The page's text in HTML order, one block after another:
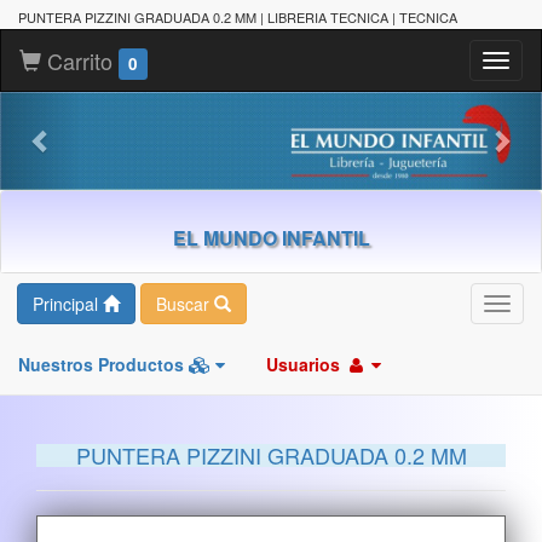
PUNTERA PIZZINI GRADUADA 0.2 MM | LIBRERIA TECNICA | TECNICA
Carrito 0
EL MUNDO INFANTIL
Principal Buscar
Nuestros Productos Usuarios
PUNTERA PIZZINI GRADUADA 0.2 MM